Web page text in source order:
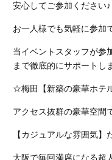
安心してご参加ください♪
お一人様でも気軽に参加
当イベントスタッフが参
まで徹底的にサポートし
☆梅田【新築の豪華ホテ
アクセス抜群の豪華空間
【カジュアルな雰囲気】
大阪で毎回満席になる超